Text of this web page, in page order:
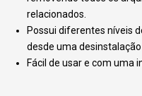
relacionados.
Possui diferentes níveis
desde uma
Fácil de usar e com uma